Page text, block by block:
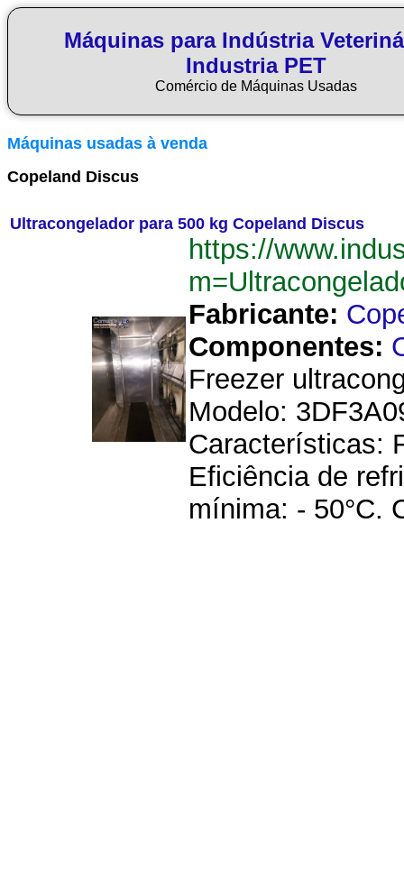
Máquinas para Indústria
Industria PET
Comércio de Máquinas Usadas
Máquinas usadas à venda
Copeland Discus
Ultracongelador para 500 kg Copeland Discus
https://
Fabricante:
Componentes:
Freezer
Modelo:
Características:
Eficiência de
mínima: - 50°C.